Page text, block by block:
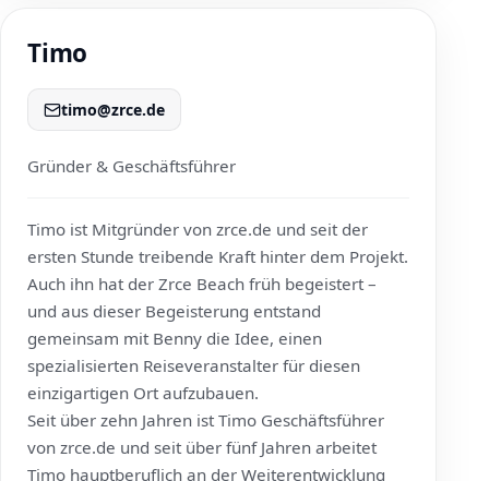
Timo
timo@zrce.de
Gründer & Geschäftsführer
Timo ist Mitgründer von zrce.de und seit der
ersten Stunde treibende Kraft hinter dem Projekt.
Auch ihn hat der Zrce Beach früh begeistert –
und aus dieser Begeisterung entstand
gemeinsam mit Benny die Idee, einen
spezialisierten Reiseveranstalter für diesen
einzigartigen Ort aufzubauen.
Seit über zehn Jahren ist Timo Geschäftsführer
von zrce.de und seit über fünf Jahren arbeitet
Timo hauptberuflich an der Weiterentwicklung